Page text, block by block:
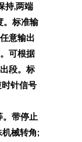
持,两端
。标准输
意输出
可根据
段。标
针信号
带停止
械转角;